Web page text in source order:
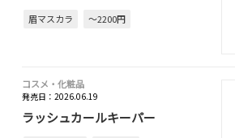
眉マスカラ ～2200円
コスメ・化粧品
発売日：2026.06.19
ラッシュカールキーパー